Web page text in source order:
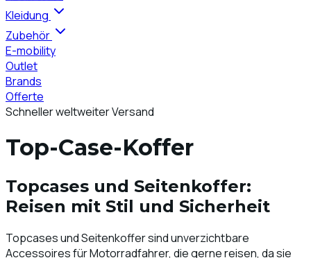
Kleidung
Zubehör
E-mobility
Outlet
Brands
Offerte
Schneller weltweiter Versand
Top-Case-Koffer
Topcases und Seitenkoffer:
Reisen mit Stil und Sicherheit
Topcases und Seitenkoffer sind unverzichtbare
Accessoires für Motorradfahrer, die gerne reisen, da sie